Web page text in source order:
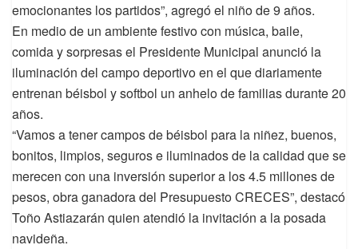
emocionantes los partidos”, agregó el niño de 9 años.
En medio de un ambiente festivo con música, baile,
comida y sorpresas el Presidente Municipal anunció la
iluminación del campo deportivo en el que diariamente
entrenan béisbol y softbol un anhelo de familias durante 20
años.
“Vamos a tener campos de béisbol para la niñez, buenos,
bonitos, limpios, seguros e iluminados de la calidad que se
merecen con una inversión superior a los 4.5 millones de
pesos, obra ganadora del Presupuesto CRECES”, destacó
Toño Astiazarán quien atendió la invitación a la posada
navideña.